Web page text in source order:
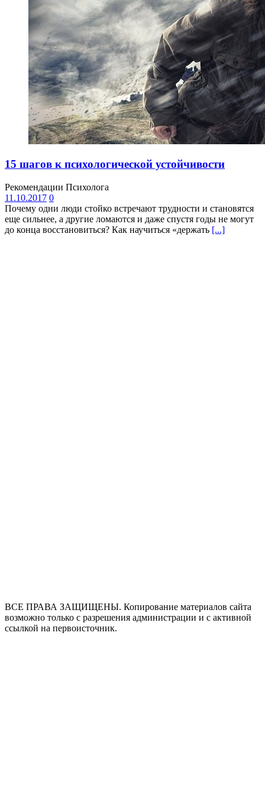
15 шагов к психологической устойчивости
Рекомендации Психолога
11.10.2017 0
Почему одни люди стойко встречают трудности и становятся
еще сильнее, а другие ломаются и даже спустя годы не могут
до конца восстановиться? Как научиться «держать [...]
ВСЕ ПРАВА ЗАЩИЩЕНЫ. Копирование материалов сайта
возможно только с разрешения администрации и с активной
ссылкой на первоисточник.